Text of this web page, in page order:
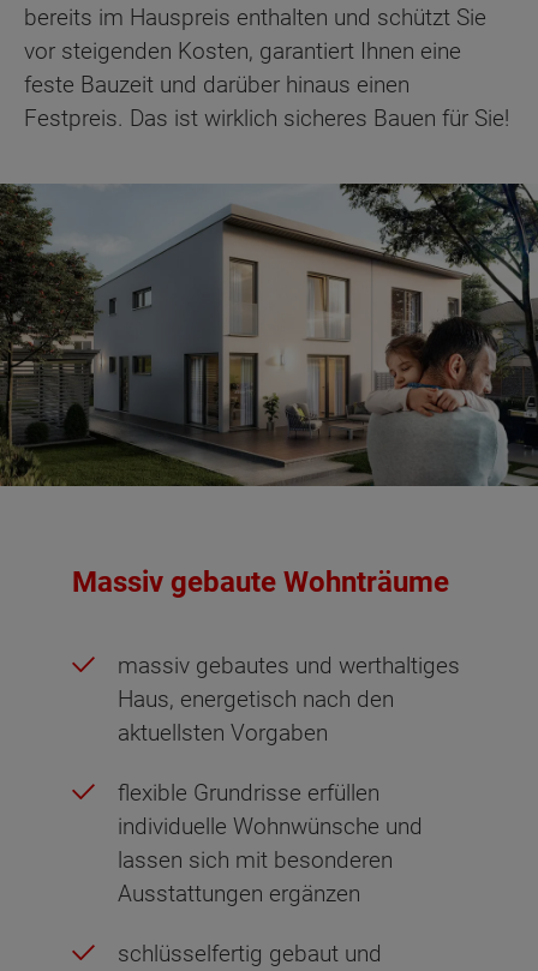
bereits im Hauspreis enthalten und schützt Sie
vor steigenden Kosten, garantiert Ihnen eine
feste Bauzeit und darüber hinaus einen
Festpreis. Das ist wirklich sicheres Bauen für Sie!
Massiv gebaute Wohnträume
massiv gebautes und werthaltiges
Haus, energetisch nach den
aktuellsten Vorgaben
flexible Grundrisse erfüllen
individuelle Wohnwünsche und
lassen sich mit besonderen
Ausstattungen ergänzen
schlüsselfertig gebaut und